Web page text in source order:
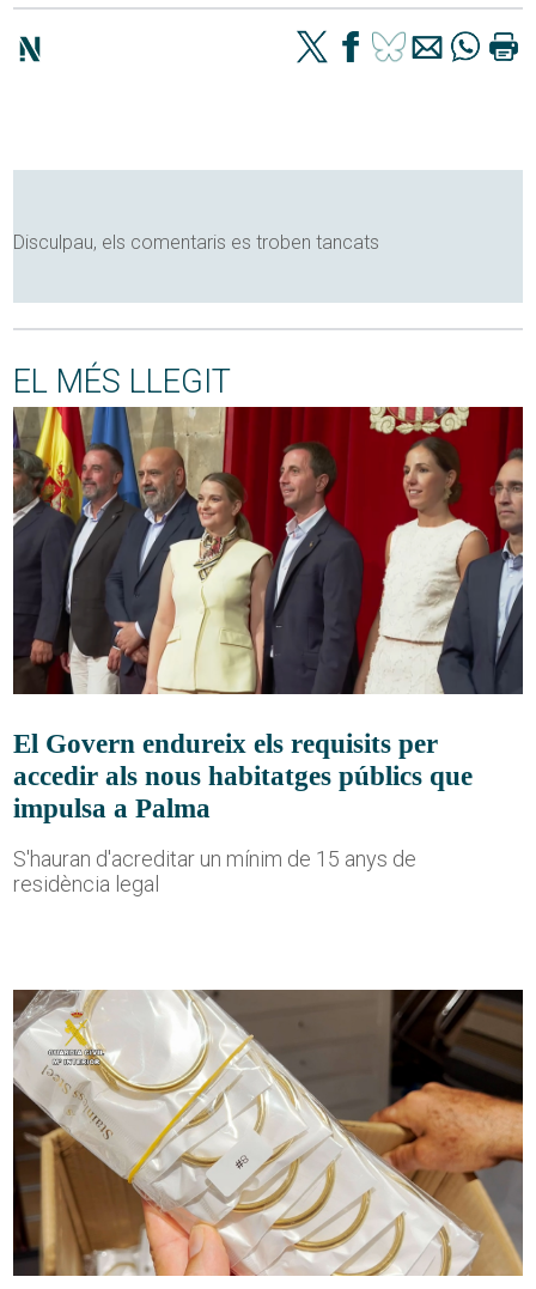
Disculpau, els comentaris es troben tancats
EL MÉS LLEGIT
El Govern endureix els requisits per
accedir als nous habitatges públics que
impulsa a Palma
S'hauran d'acreditar un mínim de 15 anys de
residència legal